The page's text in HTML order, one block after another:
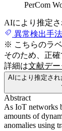
PerCom
AIにより推定
異常検出手法
※ こちらのラ
そのため、正確
詳細は文献デ
AIにより推定さ
Abstract
As IoT networks
amounts of
anomalies using